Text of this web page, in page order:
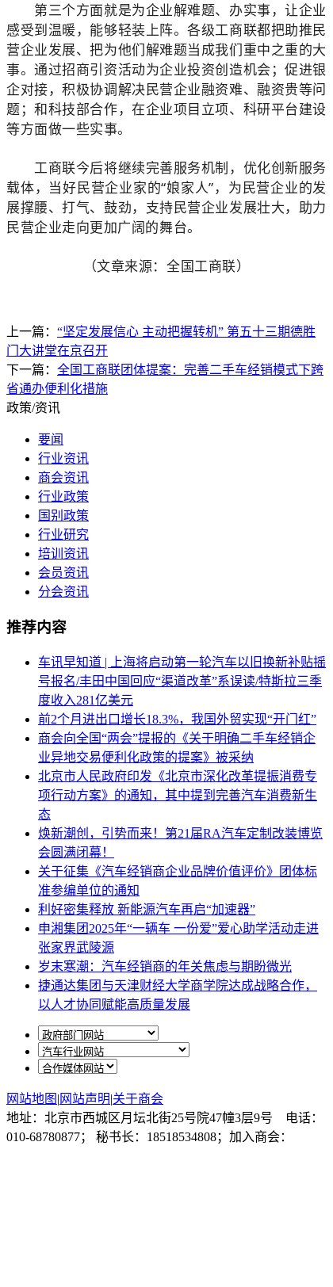
第三个方面就是为企业解难题、办实事，让企业
感受到温暖，能够轻装上阵。各级工商联都把助推民
营企业发展、把为他们解难题当成我们重中之重的大
事。通过招商引资活动为企业投资创造机会；促进银
企对接，积极协调解决民营企业融资难、融资贵等问
题；和科技部合作，在企业项目立项、科研平台建设
等方面做一些实事。
工商联今后将继续完善服务机制，优化创新服务
载体，当好民营企业家的“娘家人”，为民营企业的发
展撑腰、打气、鼓劲，支持民营企业发展壮大，助力
民营企业走向更加广阔的舞台。
（文章来源：全国工商联）
上一篇： “坚定发展信心 主动把握转机” 第五十三期德胜
门大讲堂在京召开
下一篇： 全国工商联团体提案：完善二手车经销模式下跨
省通办便利化措施
政策/资讯
要闻
行业资讯
商会资讯
行业政策
国别政策
行业研究
培训资讯
会员资讯
分会资讯
推荐内容
车讯早知道 | 上海将启动第一轮汽车以旧换新补贴摇
号报名/丰田中国回应“渠道改革”系误读/特斯拉三季
度收入281亿美元
前2个月进出口增长18.3%，我国外贸实现“开门红”
商会向全国“两会”提报的《关于明确二手车经销企
业异地交易便利化政策的提案》被采纳
北京市人民政府印发《北京市深化改革提振消费专
项行动方案》的通知，其中提到完善汽车消费新生
态
焕新潮创，引势而来！第21届RA汽车定制改装博览
会圆满闭幕！
关于征集《汽车经销商企业品牌价值评价》团体标
准参编单位的通知
利好密集释放 新能源汽车再启“加速器”
申湘集团2025年“一辆车 一份爱”爱心助学活动走进
张家界武陵源
岁末寒潮：汽车经销商的年关焦虑与期盼微光
捷通达集团与天津财经大学商学院达成战略合作，
以人才协同赋能高质量发展
网站地图 | 网站声明|关于商会
地址：北京市西城区月坛北街25号院47幢3层9号 电话：
010-68780877； 秘书长：18518534808；加入商会：